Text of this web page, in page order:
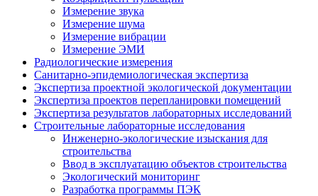
Измерение звука
Измерение шума
Измерение вибрации
Измерение ЭМИ
Радиологические измерения
Санитарно-эпидемиологическая экспертиза
Экспертиза проектной экологической документации
Экспертиза проектов перепланировки помещений
Экспертиза результатов лабораторных исследований
Строительные лабораторные исследования
Инженерно-экологические изыскания для
строительства
Ввод в эксплуатацию объектов строительства
Экологический мониторинг
Разработка программы ПЭК